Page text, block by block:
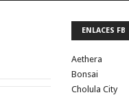
ENLACES FB
Aethera
Bonsai
Cholula City